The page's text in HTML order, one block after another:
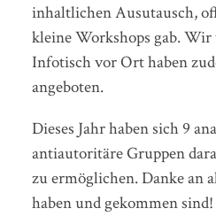
inhaltlichen Ausutausch,
kleine Workshops gab.
Infotisch vor Ort haben
angeboten.
Dieses Jahr haben sich 9
antiautoritäre Gruppen
zu ermöglichen. Danke an
haben und gekommen